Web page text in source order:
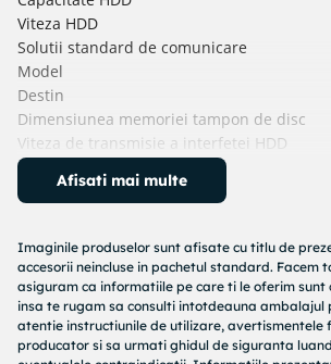
Viteza HDD
Solutii standard de comunicare
Model
Destin
Dimensiunea memoriei tampon de disc
Viteza de transmisie a interfetei HDD
Rata de biti de intretinere HDD
UBER
Numarul de canale AI
Numarul maxim de camere acceptate
Cicluri de pornire/oprire
MTBF (Timp mediu intre esecuri)
Consumul de energie
Consumul de energie in modul standby
Afisati mai multe
Imaginile produselor sunt afisate cu titlu de
accesorii neincluse in pachetul standard. Facem
asiguram ca informatiile pe care ti le oferim sunt
insa te rugam sa consulti intotdeauna ambalajul
atentie instructiunile de utilizare, avertismentele
producator si sa urmati ghidul de siguranta